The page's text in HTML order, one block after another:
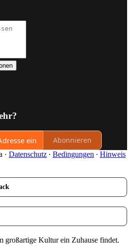
Abonnieren
· Datenschutz ∙ Bedingungen ∙ Hinweis
großartige Kultur ein Zuhause findet.